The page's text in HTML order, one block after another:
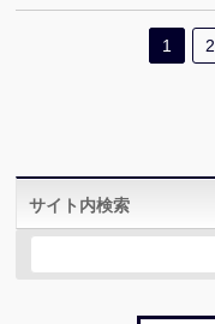
1 2
サイト内検索